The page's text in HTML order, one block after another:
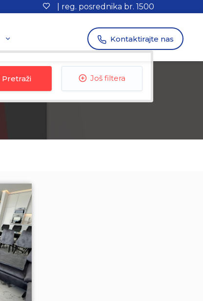
| reg. posrednika br. 1500
Kontaktirajte nas
Pretraži